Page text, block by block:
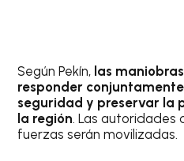
Según Pekín, las
responder
seguridad y preservar la
la región. Las autoridades
fuerzas serán movilizadas.